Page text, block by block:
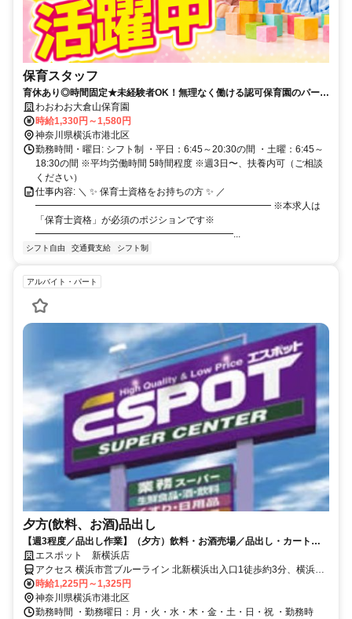
保育スタッフ
育休あり◎時間固定★未経験者OK！無理なく働ける認可保育園のパート
保育士
わおわお大倉山保育園
時給1,330円～1,580円
神奈川県横浜市港北区
勤務時間・曜日: シフト制 ・平日：6:45～20:30の間 ・土曜：6:45～
18:30の間 ※平均労働時間 5時間程度 ※週3日〜、扶養内可（ご相談
ください）
仕事内容: ＼ ✨ 保育士資格をお持ちの方 ✨ ／
━━━━━━━━━━━━━━━━━━━━━━━━━ ※本求人は
「保育士資格」が必須のポジションです※
━━━━━━━━━━━━━━━━━━━━━...
シフト自由 交通費支給 シフト制
アルバイト・パート
夕方(飲料、お酒)品出し
【週3程度／品出し作業】（夕方）飲料・お酒売場／品出し・カート回
収のお仕事
エスポット 新横浜店
アクセス 横浜市営ブルーライン 北新横浜出入口1徒歩約3分、横浜市
営ブルーライン 新横浜10番口徒歩約15分、横浜市営ブルーライン 新
羽出口1徒歩約16分
時給1,225円～1,325円
神奈川県横浜市港北区
勤務時間 ・勤務曜日：月・火・水・木・金・土・日・祝 ・勤務時